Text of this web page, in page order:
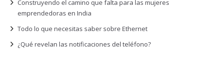
Construyendo el camino que falta para las mujeres
emprendedoras en India
Todo lo que necesitas saber sobre Ethernet
¿Qué revelan las notificaciones del teléfono?